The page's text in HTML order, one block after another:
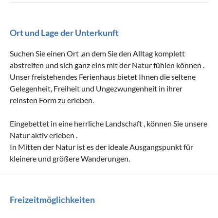
Ort und Lage der Unterkunft
Suchen Sie einen Ort ,an dem Sie den Alltag komplett
abstreifen und sich ganz eins mit der Natur fühlen können .
Unser freistehendes Ferienhaus bietet Ihnen die seltene
Gelegenheit, Freiheit und Ungezwungenheit in ihrer
reinsten Form zu erleben.
Eingebettet in eine herrliche Landschaft , können Sie unsere
Natur aktiv erleben .
In Mitten der Natur ist es der ideale Ausgangspunkt für
kleinere und größere Wanderungen.
Freizeitmöglichkeiten